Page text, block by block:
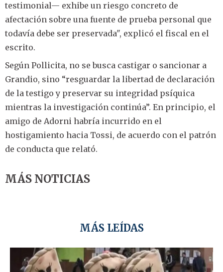
testimonial— exhibe un riesgo concreto de
afectación sobre una fuente de prueba personal que
todavía debe ser preservada", explicó el fiscal en el
escrito.
Según Pollicita, no se busca castigar o sancionar a
Grandio, sino “resguardar la libertad de declaración
de la testigo y preservar su integridad psíquica
mientras la investigación continúa”. En principio, el
amigo de Adorni habría incurrido en el
hostigamiento hacia Tossi, de acuerdo con el patrón
de conducta que relató.
MÁS NOTICIAS
MÁS LEÍDAS